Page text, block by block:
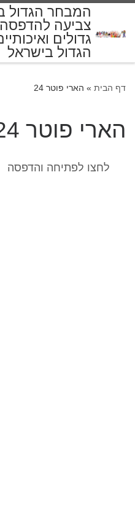
המבחר הגדול
צביעה להדפסה
גדולים
הגדול בישראל
דף הבית » הארי פוטר 24
הארי פוטר 24
לחצו לפתיחה והדפסה